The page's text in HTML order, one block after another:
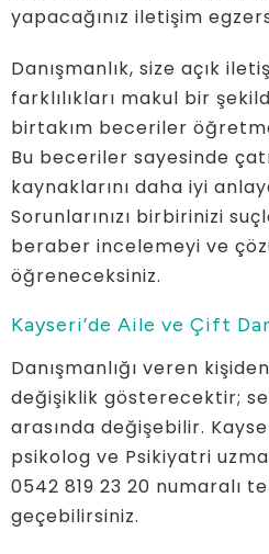
yapacağınız iletişim
Danışmanlık, size açık
farklılıkları makul bir
birtakım beceriler
Bu beceriler sayesinde
kaynaklarını daha iyi
Sorunlarınızı birbirinizi
beraber incelemeyi ve
öğreneceksiniz.
Kayseri’de Aile ve Çift
Danışmanlığı veren
değişiklik gösterecektir;
arasında değişebilir.
psikolog ve Psikiyatri
0542 819 23 20 numaralı
geçebilirsiniz.